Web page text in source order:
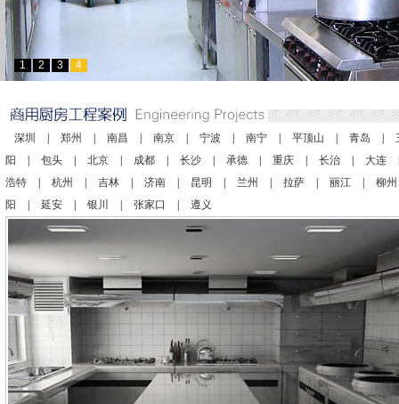
1 2 3 4
深圳 郑州 南昌 南京 宁波 南宁 平顶山 青岛
阳
包头 北京 成都 长沙 承德 重庆 长治 大连
浩特
杭州 吉林 济南 昆明 兰州 拉萨 丽江
柳州
阳
延安 银川 张家口 遵义